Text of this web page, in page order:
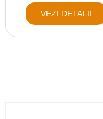
VEZI DETALII